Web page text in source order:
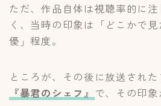
ただ、作品自体は視聴率的に
く、当時の印象は「どこかで
優」程度。
ところが、その後に放送され
『暴君のシェフ 』 で、その印象